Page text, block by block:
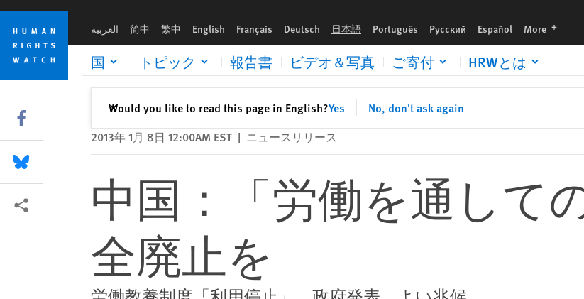
Skip
cookie
privacy
notice
Skip
main
content
العربية 简中 繁中 English Français Deutsch 日本語 Português Русский Español More
国 トピック 報告書 ビデオ＆写真 ご寄付 HRWとは
Would you like to read this page in English?Yes No, don't ask again
✕閉じる
2013年 1月 8日 12:00AM EST | ニュースリリース
中国：「労働を通して
全廃止を
Share this via Facebook
Share this via Bluesky
More sharing options